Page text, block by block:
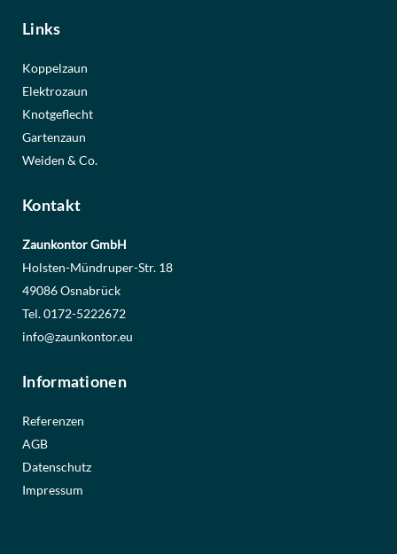
Links
Koppelzaun
Elektrozaun
Knotgeflecht
Gartenzaun
Weiden & Co.
Kontakt
Zaunkontor GmbH
Holsten-Mündruper-Str. 18
49086 Osnabrück
Tel. 0172-5222672
info@zaunkontor.eu
Informationen
Referenzen
AGB
Datenschutz
Impressum